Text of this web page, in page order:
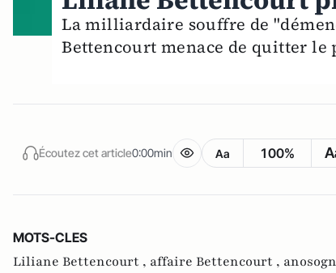
La milliardaire souffre de
Bettencourt menace de quitter le
Écoutez cet article0:00min Aa 100%
MOTS-CLES
Liliane Bettencourt , affaire Bettencourt ,